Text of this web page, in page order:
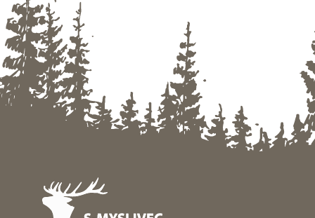
Zápatí